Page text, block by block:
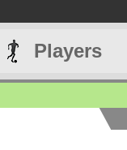
Players